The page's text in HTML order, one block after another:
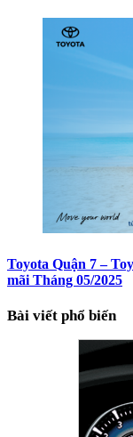
Toyota Quận 7 –
mãi Tháng 05/2025
Bài viết phổ biến